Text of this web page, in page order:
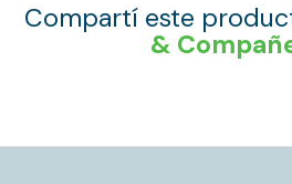
Compartí este
&